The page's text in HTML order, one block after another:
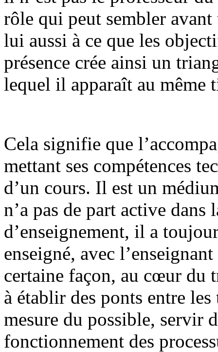
rôle qui peut sembler
lui aussi à ce que les
présence crée ainsi un
lequel il apparaît au même
Cela signifie que
mettant ses compétences
d’un cours. Il est un
n’a pas de part active
d’enseignement, il a
enseigné, avec
certaine façon, au cœur du
à établir des ponts entre
mesure du possible, servir
fonctionnement des